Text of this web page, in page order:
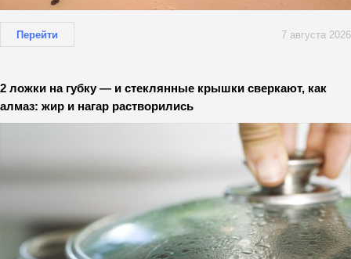
Перейти 7 августа 2026
2 ложки на губку — и стеклянные крышки сверкают, как
алмаз: жир и нагар растворились